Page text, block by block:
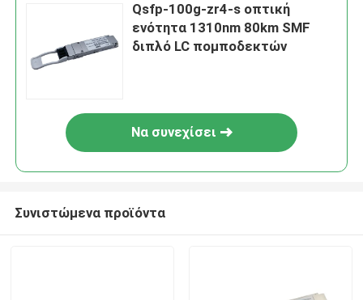
Qsfp-100g-zr4-s οπτική
ενότητα 1310nm 80km SMF
διπλό LC πομποδεκτών
Να συνεχίσει
Συνιστώμενα προϊόντα